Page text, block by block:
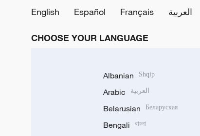
English
Español Français العربية
CHOOSE YOUR LANGUAGE
Albanian Shqip
Arabic العربية
Belarusian Беларуская
Bengali বাংলা